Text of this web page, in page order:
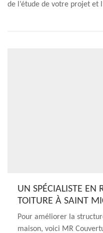
de l’étude de votre projet et
UN SPÉCIALISTE EN
TOITURE À SAINT
Pour améliorer la
maison, voici MR